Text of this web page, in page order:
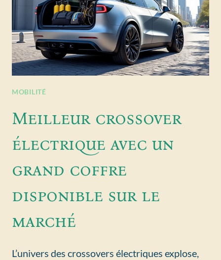
MOBILITÉ
Meilleur crossover
électrique avec un
grand coffre
disponible sur le
marché
L’univers des crossovers électriques explose,